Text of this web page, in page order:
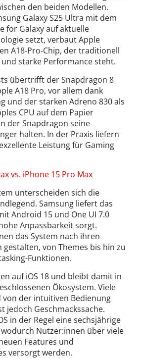
den beiden Modellen.
Galaxy S25 Ultra mit dem
for Galaxy auf aktuelle
setzt, verbaut Apple
A18-Pro-Chip, der traditionell
starke Performance steht.
übertrifft der Snapdragon 8
A18 Pro, vor allem dank
und der starken Adreno 830 als
CPU auf dem Papier
der Snapdragon seine
halten. In der Praxis liefern
Leistung für Gaming
vs. iPhone 15 Pro Max
unterscheiden sich die
Samsung liefert das
Android 15 und One UI 7.0
Anpassbarkeit sorgt.
das System nach ihren
gestalten, von Themes bis hin zu
Funktionen.
auf iOS 18 und bleibt damit in
Ökosystem. Viele
der intuitiven Bedienung
jedoch Geschmackssache.
in der Regel eine sechsjährige
Nutzer:innen über viele
Features und
versorgt werden.